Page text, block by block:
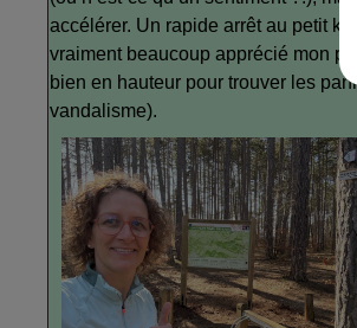
accélérer. Un rapide arrêt au petit
vraiment beaucoup apprécié mon
bien en hauteur pour trouver les
vandalisme).